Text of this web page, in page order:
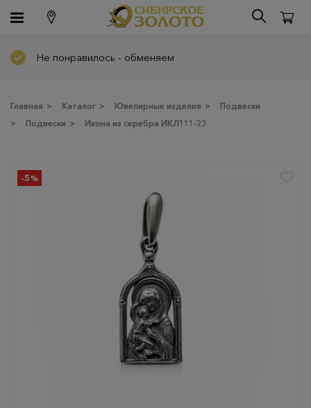
Не понравилось - обменяем
Главная > Каталог > Ювелирные изделия >
Подвески
>
Подвески > Икона из серебра ИКЛ111-23
-5%